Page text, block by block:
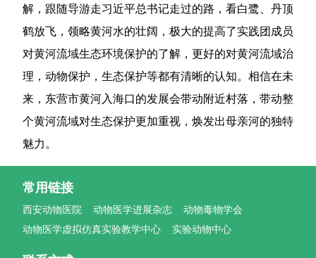
解，跟随导游走习近平总书记走过的路，看白鹭、丹顶
鹤放飞，领略黄河水的壮阔，极大的提高了实践团成员
对黄河流域生态环境保护的了解，更好的对黄河流域治
理，动物保护，生态保护等都有清晰的认知。相信在未
来，东营市黄河入海口的发展会带动附近村落，带动整
个黄河流域对生态保护更加重视，焕发出母亲河的独特
魅力。
常用链接
西安动物医院 动物医学进展杂志
动物毒物学会
动物医学虚拟仿真实验教学中心
实验动物中心